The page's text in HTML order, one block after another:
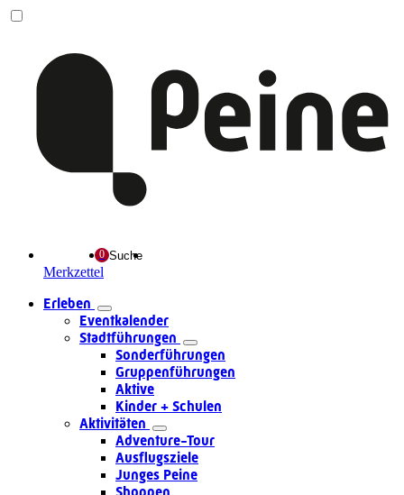
Merkzettel
Suche
Erleben
Eventkalender
Stadtführungen
Sonderführungen
Gruppenführungen
Aktive
Kinder + Schulen
Aktivitäten
Adventure-Tour
Ausflugsziele
Junges Peine
Shoppen